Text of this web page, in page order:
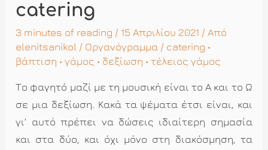
catering
3 minutes of reading / 15 Απριλίου 2021 / Από
elenitsanikol / Οργανόγραμμα / catering •
βάπτιση •γάμος • δεξίωση •τέλειος γάμος
Το φαγητό μαζί με τη μουσική είναι το Α και το Ω
σε μια δεξίωση. Κακά τα ψέματα έτσι είναι, και
γι’ αυτό πρέπει να δώσεις ιδιαίτερη σημασία
και στα δύο, και όχι μόνο στη διακόσμηση, τα